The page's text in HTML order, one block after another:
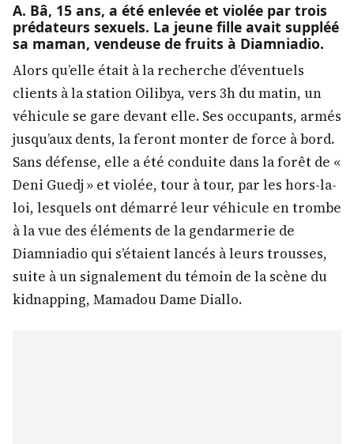
A. Bâ, 15 ans, a été enlevée et violée par trois
prédateurs sexuels. La jeune fille avait suppléé
sa maman, vendeuse de fruits à Diamniadio.
Alors qu’elle était à la recherche d’éventuels
clients à la station Oilibya, vers 3h du matin, un
véhicule se gare devant elle. Ses occupants, armés
jusqu’aux dents, la feront monter de force à bord.
Sans défense, elle a été conduite dans la forêt de «
Deni Guedj » et violée, tour à tour, par les hors-la-
loi, lesquels ont démarré leur véhicule en trombe
à la vue des éléments de la gendarmerie de
Diamniadio qui s’étaient lancés à leurs trousses,
suite à un signalement du témoin de la scène du
kidnapping, Mamadou Dame Diallo.